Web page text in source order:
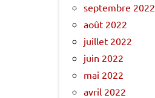
septembre 2022
août 2022
juillet 2022
juin 2022
mai 2022
avril 2022